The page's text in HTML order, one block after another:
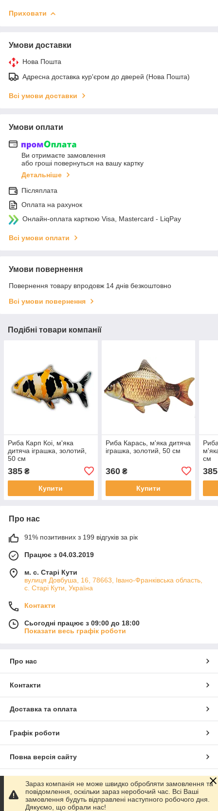
Приховати
Умови доставки
Нова Пошта
Адресна доставка кур'єром до дверей (Нова Пошта)
Всі умови доставки
Умови оплати
Ви отримаєте замовлення
або гроші повернуться на вашу картку
Детальніше
Післяплата
Оплата на рахунок
Онлайн-оплата карткою Visa, Mastercard - LiqPay
Всі умови оплати
Умови повернення
Повернення товару впродовж 14 днів безкоштовно
Всі умови повернення
Подібні товари компанії
Риба Карп Коі, м'яка
дитяча іграшка, золотий,
50 см
385 ₴
Купити
Риба Карась, м'яка дитяча
іграшка, золотий, 50 см
360₴
Купити
см
385
Про нас
91% позитивних з 199 відгуків за рік
Працює з 04.03.2019
м. с. Старі Кути
вулиця Довбуша, 16, 78663, Івано-Франківська область,
с. Старі Кути, Україна
Контакти
Сьогодні працює з 09:00 до 18:00
Показати весь графік роботи
Про нас
Контакти
Доставка та оплата
Графік роботи
Повна версія сайту
Сайт створено на маркетплейсі Prom.ua
Політика конфіденційності
Зараз компанія не може швидко обробляти замовлення та
повідомлення, оскільки зараз неробочий час. Всі Ваші
замовлення будуть відправлені наступного робочого дня.
Дякуємо, що обрали нас!